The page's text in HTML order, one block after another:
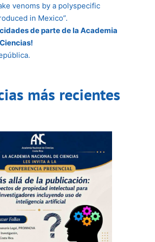
venoms by a polyspecific
in Mexico”.
de parte de la Academia
más recientes